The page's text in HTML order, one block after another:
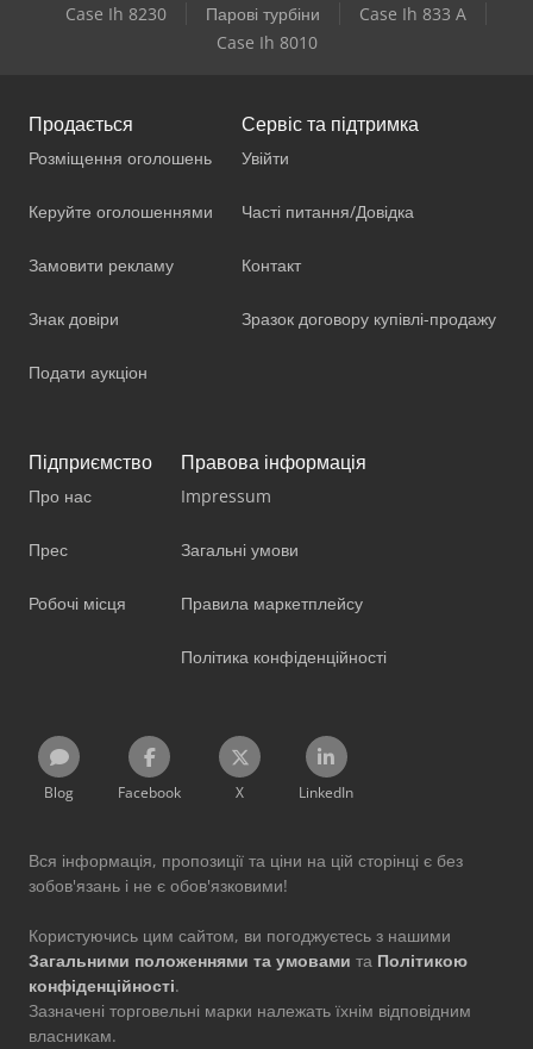
Case Ih 8230
Парові турбіни
Case Ih 833 A
Case Ih 8010
Продається
Розміщення оголошень
Керуйте оголошеннями
Замовити рекламу
Знак довіри
Подати аукціон
Сервіс та підтримка
Увійти
Часті питання/Довідка
Контакт
Зразок договору купівлі-продажу
Підприємство
Про нас
Прес
Робочі місця
Правова інформація
Impressum
Загальні умови
Правила маркетплейсу
Політика конфіденційності
Blog Facebook X LinkedIn
Вся інформація, пропозиції та ціни на цій сторінці є без
зобов'язань і не є обов'язковими!
Користуючись цим сайтом, ви погоджуєтесь з нашими
Загальними положеннями та умовами та Політикою
конфіденційності.
Зазначені торговельні марки належать їхнім відповідним
власникам.